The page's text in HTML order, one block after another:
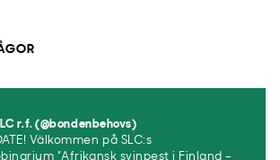
r.f. (@bondenbehovs)
Välkommen på SLC:s
”Afrikansk svinpest i Finland –